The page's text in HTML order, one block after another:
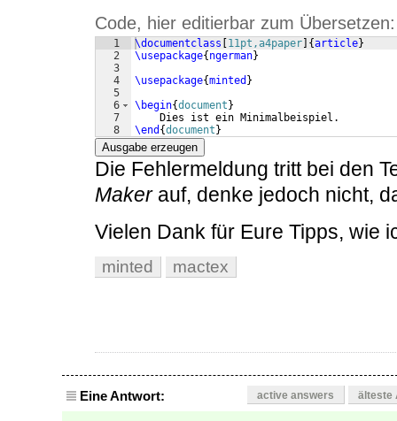
Code, hier editierbar zum Übersetzen:
1
2
3
4
5
6
7
8
\documentclass 11pt,a4paper {article}
\usepackage{ ngerman}
\usepackage{minted }
\begin{document }
    Dies ist ein Minimalbeispiel.
\end {document }
Ausgabe erzeugen
Die Fehlermeldung tritt bei den
Makerauf, denke jedoch nicht,
Vielen Dank für Eure Tipps, wie
minted mactex
Eine Antwort: active answers älteste